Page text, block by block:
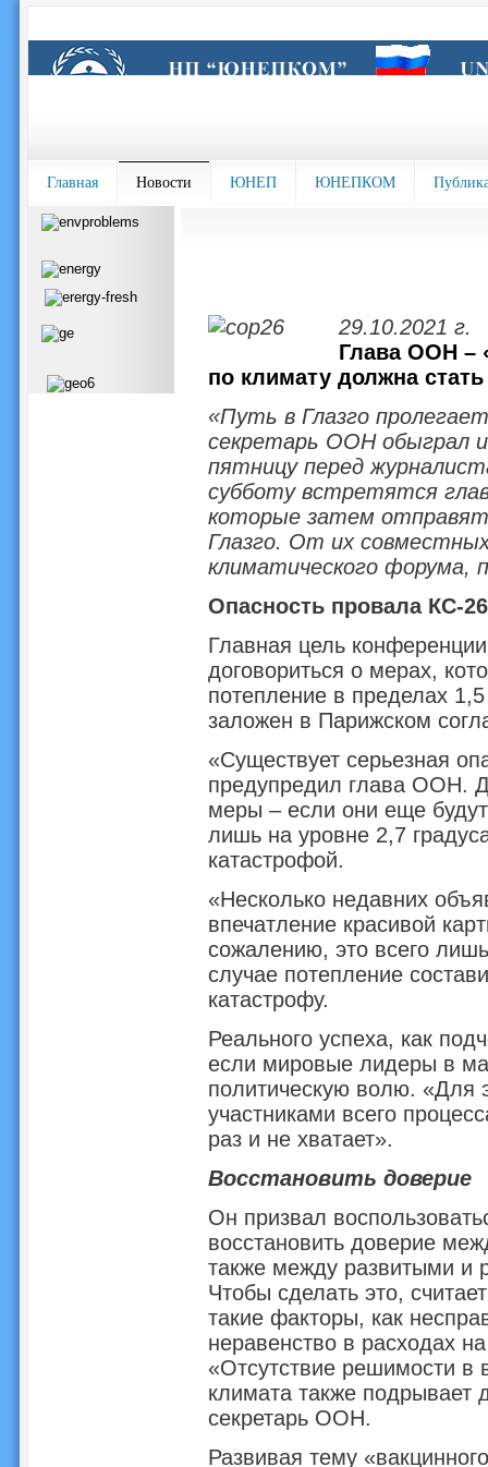
Главная Новости ЮНЕП ЮНЕПКОМ
29.10.2021 г.
Глава ООН –
по климату должна
«Путь в Глазго
секретарь ООН обыграл
пятницу перед
субботу встретятся
которые затем
Глазго. От их
климатического форума,
Опасность провала КС-26
Главная цель
договориться о мерах,
потепление в пределах
заложен в Парижском
«Существует серьезная
предупредил глава ООН.
меры – если они еще
лишь на уровне 2,7
катастрофой.
«Несколько недавних
впечатление красивой
сожалению, это всего
случае потепление
катастрофу.
Реального успеха, как
если мировые лидеры в
политическую волю. «Для
участниками всего
раз и не хватает».
Восстановить доверие
Он призвал
восстановить доверие
также между развитыми и
Чтобы сделать это,
такие факторы, как
неравенство в расходах
«Отсутствие решимости в
климата также подрывает
секретарь ООН.
Развивая тему